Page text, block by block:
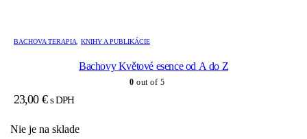
BACHOVA TERAPIA, KNIHY A PUBLIKÁCIE
Bachovy Květové esence od A do Z
0 out of 5
23,00 € s DPH
Nie je na sklade